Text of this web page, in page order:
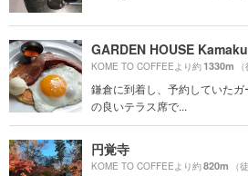
GARDEN HOUSE
KOME TO COFFEEより約1330m
鎌倉に到着し、予約していた
の良いテラス席で...
円覚寺
KOME TO COFFEEより約820m （